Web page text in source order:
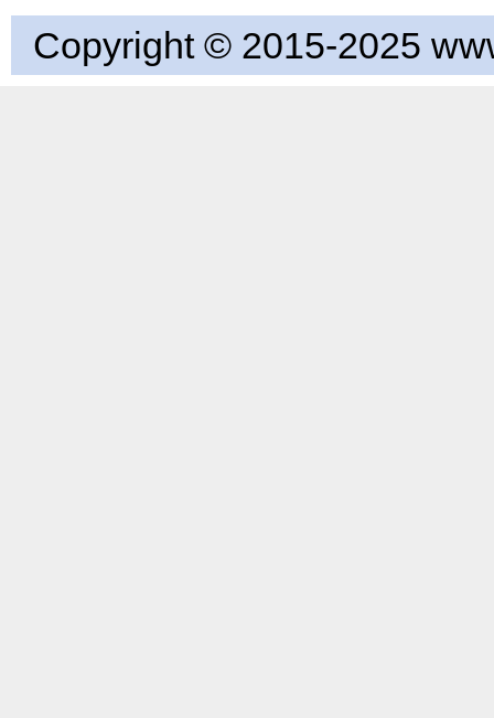
Copyright © 2015-2025